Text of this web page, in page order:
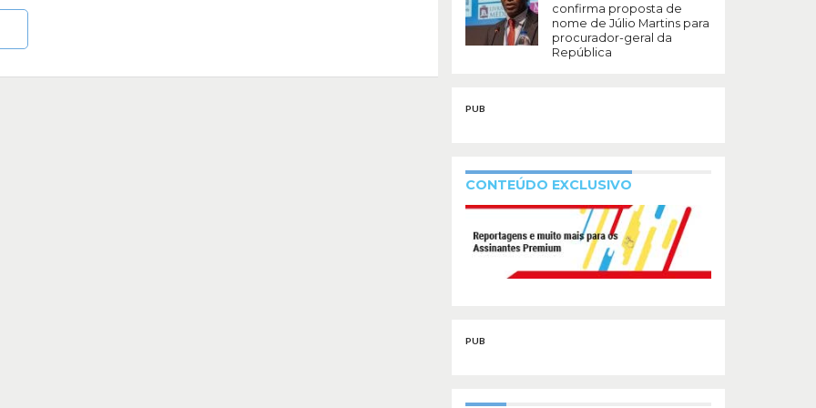
confirma proposta de
nome de Júlio Martins para
procurador-geral da
República
PUB
CONTEÚDO EXCLUSIVO
PUB